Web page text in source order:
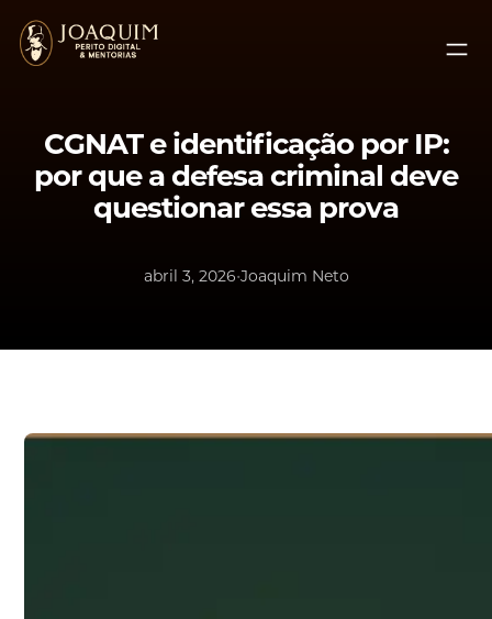
para
CGNAT e identificação por IP:
por que a defesa criminal deve
questionar essa prova
abril 3, 2026•Joaquim Neto